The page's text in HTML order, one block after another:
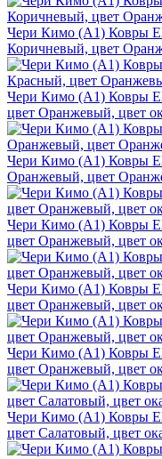
Чери Кимо (A1) Ковры
Коричневый, цвет
Чери Кимо (A1) Ковры
цвет Оранжевый, цвет
Чери Кимо (A1) Ковры
Оранжевый, цвет
Чери Кимо (A1) Ковры
цвет Оранжевый, цвет
Чери Кимо (A1) Ковры
цвет Оранжевый, цвет
Чери Кимо (A1) Ковры
цвет Оранжевый, цвет
Чери Кимо (A1) Ковры
цвет Салатовый, цвет